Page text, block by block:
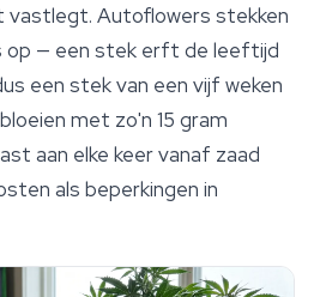
Autoflowers stekken
op — een stek erft de leeftijd
een stek van een vijf weken
met zo'n 15 gram
aan elke keer vanaf zaad
als beperkingen in